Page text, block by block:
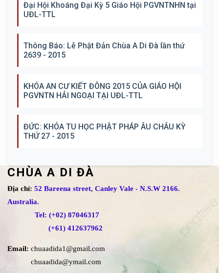
Đại Hội Khoáng Đại Kỳ 5 Giáo Hội PGVNTNHN tại
UĐL-TTL
Thông Báo: Lễ Phật Đản Chùa A Di Đà lần thứ
2639 - 2015
KHÓA AN CƯ KIẾT ĐÔNG 2015 CỦA GIÁO HỘI
PGVNTN HẢI NGOẠI TẠI UĐL-TTL
ĐỨC: KHÓA TU HỌC PHẬT PHÁP ÂU CHÂU KỲ
THỨ 27 - 2015
CHÙA A DI ĐÀ
Địa chỉ: 52 Bareena street, Canley Vale - N.S.W 2166.
Australia.
Tel: (+02) 87046317
(+61) 412637962
Email: chuaadida1@gmail.com
chuaadida@ymail.com